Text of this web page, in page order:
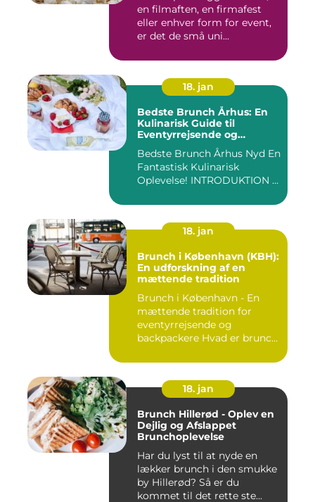
en filmaften, en firmafest
eller enhver form for event,
er det de små uni...
18. jan
Bedste Brunch Århus: En
Kulinarisk Guide til
Eventyrrejsende og
Bedste Brunch Århus Nyd En
Fantastisk Kulinarisk
Oplevelse! INTRODUKTION ...
18. jan
Brunch i København (KBH):
En udforskning af en
mættende tradition
Brunch i København - En
mættende tradition for
eventyrrejsende og
backpackere Hvad er brunch
18. jan
Brunch Hillerød - Oplev en
Dejlig og Afslappet
Brunchoplevelse
Har du lyst til at nyde en
lækker brunch i den smukke
by Hillerød? Så er du
kommet til det rette ste...